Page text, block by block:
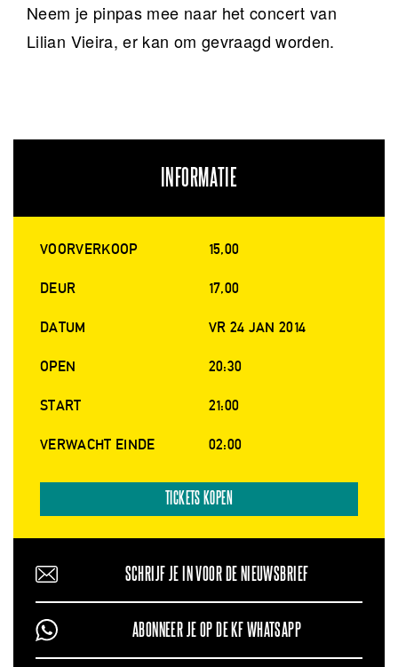
Neem je pinpas mee naar het concert van
Lilian Vieira, er kan om gevraagd worden.
INFORMATIE
VOORVERKOOP 15,00
DEUR 17,00
DATUM VR 24 JAN 2014
OPEN 20:30
START 21:00
VERWACHT EINDE 02:00
TICKETS KOPEN
SCHRIJF JE IN VOOR DE NIEUWSBRIEF
ABONNEER JE OP DE KF WHATSAPP